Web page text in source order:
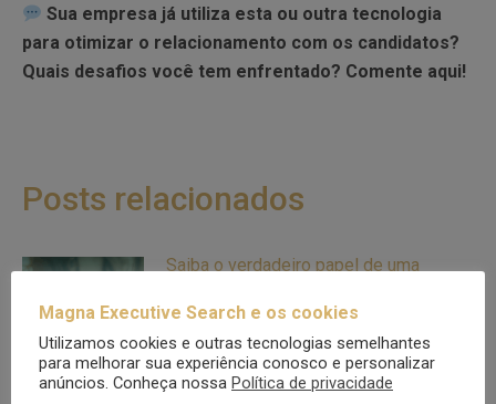
Sua empresa já utiliza esta ou outra tecnologia
para otimizar o relacionamento com os candidatos?
Quais desafios você tem enfrentado? Comente aqui!
Posts relacionados
Saiba o verdadeiro papel de uma
Entenda quando a promoção interna
Magna Executive Search e os cookies
Utilizamos cookies e outras tecnologias semelhantes
para melhorar sua experiência conosco e personalizar
anúncios. Conheça nossa Política de privacidade